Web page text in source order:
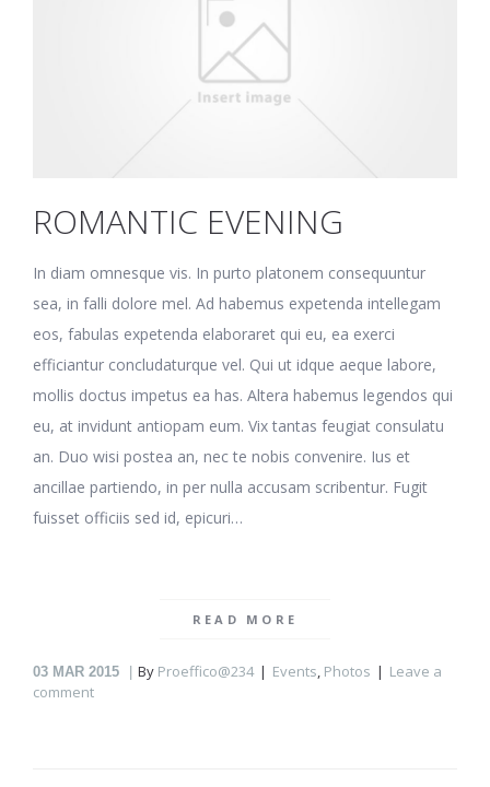
ROMANTIC EVENING
In diam omnesque vis. In purto platonem consequuntur
sea, in falli dolore mel. Ad habemus expetenda intellegam
eos, fabulas expetenda elaboraret qui eu, ea exerci
efficiantur concludaturque vel. Qui ut idque aeque labore,
mollis doctus impetus ea has. Altera habemus legendos qui
eu, at invidunt antiopam eum. Vix tantas feugiat consulatu
an. Duo wisi postea an, nec te nobis convenire. Ius et
ancillae partiendo, in per nulla accusam scribentur. Fugit
fuisset officiis sed id, epicuri…
READ MORE
03 MAR 2015 By Proeffico@234 Events Photos
Leave a
comment